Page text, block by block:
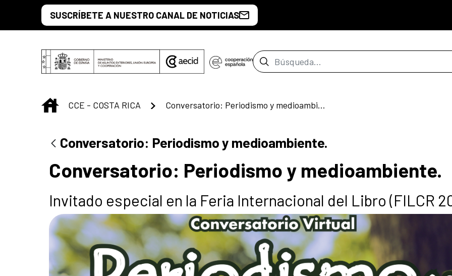
Saltar al contenido principal
SUSCRÍBETE A NUESTRO CANAL DE NOTICIAS
Barra de búsqueda
INICIO
CCE - COSTA RICA Conversatorio: Periodismo y medioambiente.
Conversatorio: Periodismo y medioambiente.
Conversatorio: Periodismo y medioambiente.
Invitado especial en la Feria Internacional del Libro (FILCR